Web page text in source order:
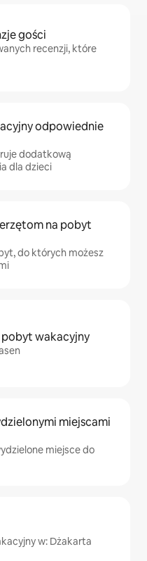
gości
recenzji, które
odpowiednie
dodatkową
dla dzieci
na pobyt
do których możesz
pobyt wakacyjny
miejscami
miejsce do
w: Dżakarta